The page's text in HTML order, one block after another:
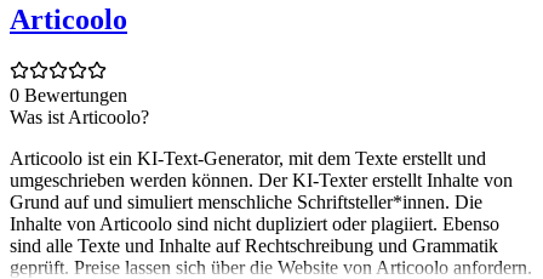
Articoolo
0 Bewertungen
Was ist Articoolo?
Articoolo ist ein KI-Text-Generator, mit dem Texte erstellt und
umgeschrieben werden können. Der KI-Texter erstellt Inhalte von
Grund auf und simuliert menschliche Schriftsteller*innen. Die
Inhalte von Articoolo sind nicht dupliziert oder plagiiert. Ebenso
sind alle Texte und Inhalte auf Rechtschreibung und Grammatik
geprüft. Preise lassen sich über die Website von Articoolo anfordern.